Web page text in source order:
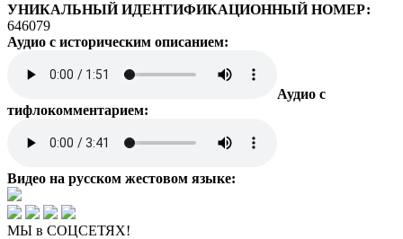
УНИКАЛЬНЫЙ ИДЕНТИФИКАЦИОННЫЙ НОМЕР:
646079
Аудио с историческим описанием:
Аудио с
тифлокомментарием:
Видео на русском жестовом языке:
МЫ в СОЦСЕТЯХ!